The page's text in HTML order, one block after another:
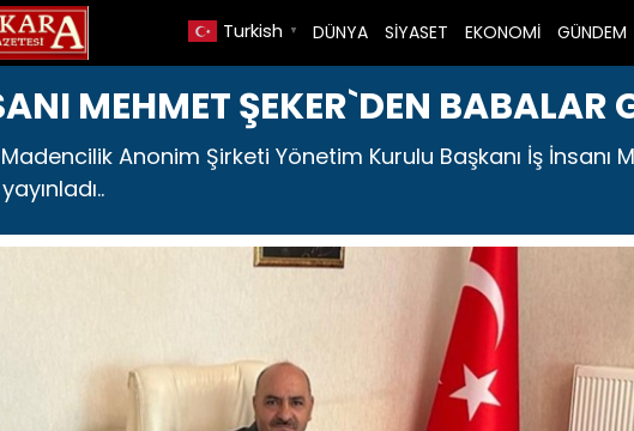
DÜNYA SİYASET EKONOMİ GÜNDEM
Turkish ▼
MEHMET ŞEKER`DEN BABALAR
Anonim Şirketi Yönetim Kurulu Başkanı İş İnsanı